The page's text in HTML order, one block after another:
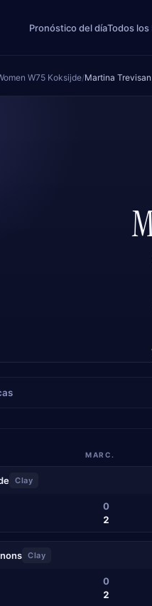
Pronóstico del díaTodos los
W75 Koksijde/Martina Trevisan
MARC.
Clay
0
2
Clay
0
2